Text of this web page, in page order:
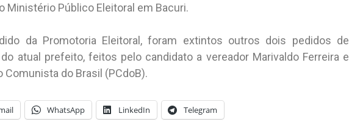
Ministério Público Eleitoral em Bacuri.
da Promotoria Eleitoral, foram extintos outros dois pedidos de
atual prefeito, feitos pelo candidato a vereador Marivaldo Ferreira e
do Brasil (PCdoB).
WhatsApp LinkedIn Telegram